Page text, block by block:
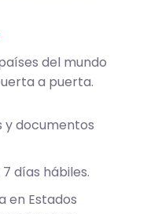
del mundo
a puerta.
y documentos
7 días hábiles.
en Estados